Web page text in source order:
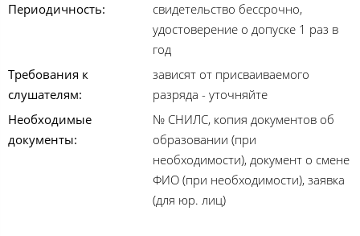
Периодичность:
свидетельство бессрочно,
удостоверение о допуске 1 раз в
год
Требования к
слушателям:
зависят от присваиваемого
разряда - уточняйте
Необходимые
документы:
№ СНИЛС, копия документов об
образовании (при
необходимости), документ о смене
ФИО (при необходимости), заявка
(для юр. лиц)